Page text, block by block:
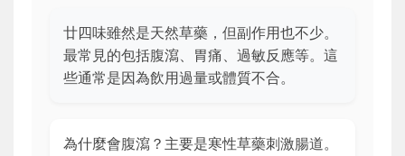
廿四味雖然是天然草藥，但副作用也不少。
最常見的包括腹瀉、胃痛、過敏反應等。這
些通常是因為飲用過量或體質不合。
為什麼會腹瀉？主要是寒性草藥刺激腸道。